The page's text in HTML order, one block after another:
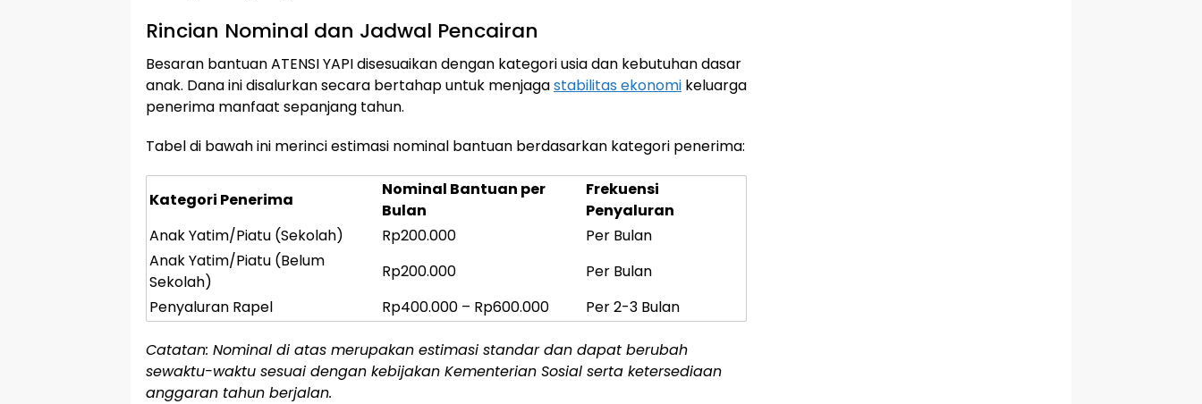
Rincian Nominal dan Jadwal Pencairan
Besaran bantuan ATENSI YAPI disesuaikan dengan kategori usia dan kebutuhan dasar
anak. Dana ini disalurkan secara bertahap untuk menjagastabilitas ekonomi keluarga
penerima manfaat sepanjang tahun.
Tabel di bawah ini merinci estimasi nominal bantuan berdasarkan kategori penerima:
Kategori Penerima
Nominal Bantuan per
Bulan
Frekuensi
Penyaluran
Anak Yatim/Piatu (Sekolah)
Rp200.000
Per Bulan
Anak Yatim/Piatu (Belum
Sekolah)
Rp200.000
Per Bulan
Penyaluran Rapel
Rp400.000 – Rp600.000 Per 2-3 Bulan
Catatan: Nominal di atas merupakan estimasi standar dan dapat berubah
sewaktu-waktu sesuai dengan kebijakan Kementerian Sosial serta ketersediaan
anggaran tahun berjalan.